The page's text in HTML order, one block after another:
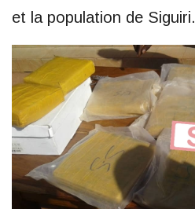
et la population de Siguiri.